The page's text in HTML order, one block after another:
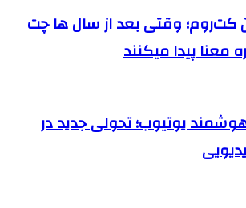
کت‌روم؛ وقتی بعد از سال ها چت
معنا پیدا میکنند
یوتیوب؛ تحولی جدید در